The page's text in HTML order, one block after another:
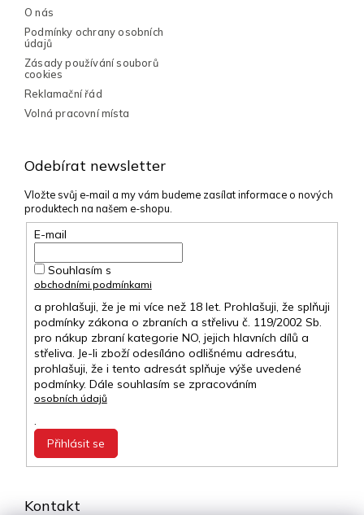
Odebírat newsletter
Vložte svůj e-mail a my vám budeme zasílat informace o nových
produktech na našem e-shopu.
E-mail
Souhlasím s
obchodními podmínkami
a prohlašuji, že je mi více než 18 let. Prohlašuji, že splňuji
podmínky zákona o zbraních a střelivu č. 119/2002 Sb.
pro nákup zbraní kategorie NO, jejich hlavních dílů a
střeliva. Je-li zboží odesíláno odlišnému adresátu,
prohlašuji, že i tento adresát splňuje výše uvedené
podmínky. Dále souhlasím se zpracováním
osobních údajů
.
Přihlásit se
Kontakt
O nás
Podmínky ochrany osobních
údajů
Zásady používání souborů
cookies
Reklamační řád
Volná pracovní místa